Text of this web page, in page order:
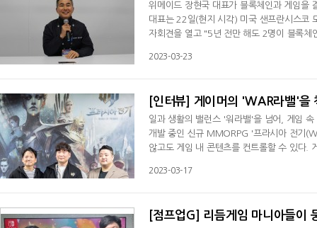
위메이드 장현국 대표가 블록체인과 게임을 결
대표는 22일(현지 시각) 미국 샌프란시스코
자회견을 열고 "5년 전만 해도 2명이 블록체
다는 오해와 부정적인 인식이 있는데 그래서
2023-03-23
[인터뷰] 게이머의 'WAR라밸'을
일과 생활의 밸런스 '워라밸'을 넘어, 게임
개발 중인 신규 MMORPG '프라시아 전기
않고도 게임 내 콘텐츠를 컨트롤할 수 있다.
'프라시아 전기' 미디어 공동 인터뷰를 통해
2023-03-17
[점프업G] 리듬게임 마니아들이